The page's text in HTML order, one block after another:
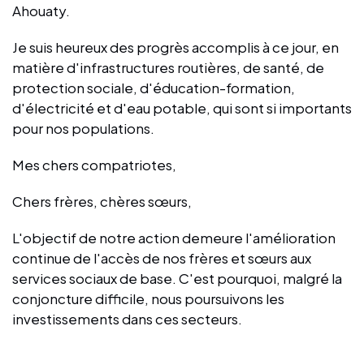
Ahouaty.
Je suis heureux des progrès accomplis à ce jour, en
matière d'infrastructures routières, de santé, de
protection sociale, d'éducation-formation,
d'électricité et d'eau potable, qui sont si importants
pour nos populations.
Mes chers compatriotes,
Chers frères, chères sœurs,
L'objectif de notre action demeure l'amélioration
continue de l'accès de nos frères et sœurs aux
services sociaux de base. C'est pourquoi, malgré la
conjoncture difficile, nous poursuivons les
investissements dans ces secteurs.